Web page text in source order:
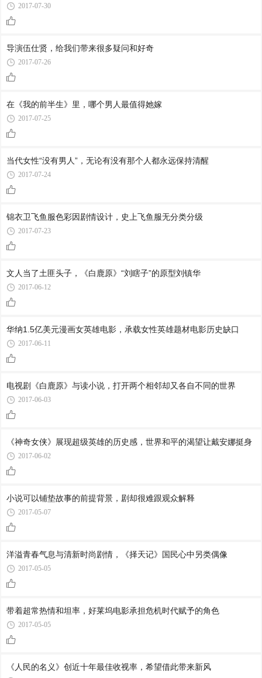
2017-07-30
导演伍仕贤，给我们带来很多疑问和好奇
2017-07-26
在《我的前半生》里，哪个男人最值得她嫁
2017-07-25
当代女性“没有男人”，无论有没有那个人都永远保持清醒
2017-07-24
锦衣卫飞鱼服色彩因剧情设计，史上飞鱼服无分类分级
2017-07-23
文人当了土匪头子，《白鹿原》“刘瞎子”的原型刘镇华
2017-06-12
华纳1.5亿美元漫画女英雄电影，承载女性英雄题材电影历史缺口
2017-06-11
电视剧《白鹿原》与读小说，打开两个相邻却又各自不同的世界
2017-06-03
《神奇女侠》展现超级英雄的历史感，世界和平的渴望让戴安娜挺身
2017-06-02
小说可以铺垫故事的前提背景，剧却很难跟观众解释
2017-05-07
洋溢青春气息与清新时尚剧情，《择天记》国民心中另类偶像
2017-05-05
带着超常热情和坦率，好莱坞电影承担危机时代赋予的角色
2017-05-05
《人民的名义》创近十年最佳收视率，希望借此带来新风